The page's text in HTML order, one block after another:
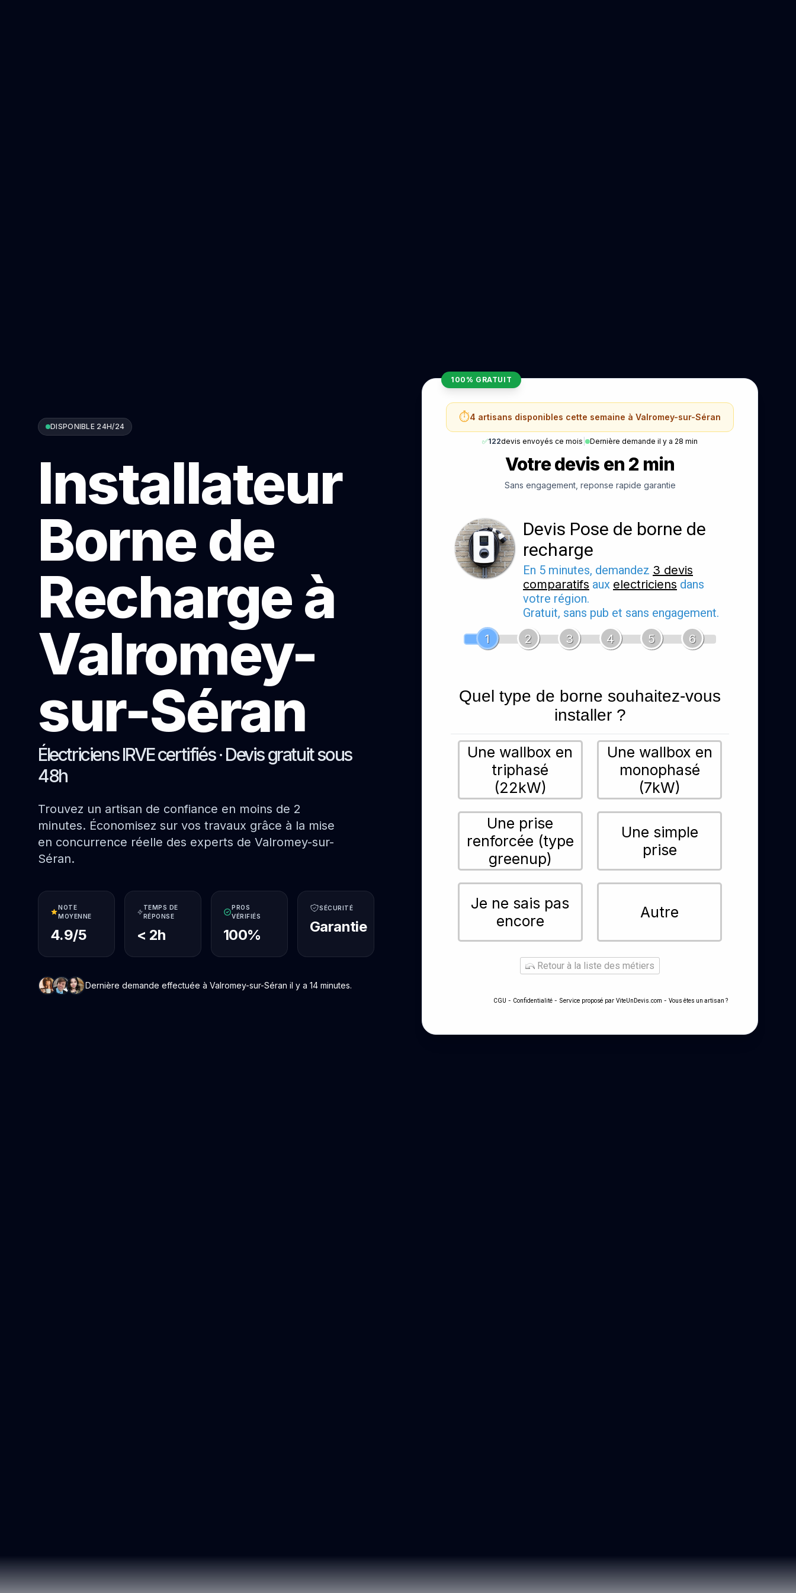
DISPONIBLE 24H/24
Installateur
Borne de
Recharge à
Valromey-
sur-Séran
Électriciens IRVE certifiés · Devis gratuit sous
48h
Trouvez un artisan de confiance en moins de 2
minutes. Économisez sur vos travaux grâce à la mise
en concurrence réelle des experts de Valromey-sur-
Séran.
NOTE
MOYENNE
4.9/5
TEMPS DE
RÉPONSE
< 2h
PROS
VÉRIFIÉS
100%
SÉCURITÉ
Garantie
Dernière demande effectuée à Valromey-sur-Séran il y a 14 minutes.
100% GRATUIT
⏱️4 artisans disponibles cette semaine à Valromey-sur-Séran
✅122devis envoyés ce mois Dernière demande il y a 28 min
Votre devis en 2 min
Sans engagement, reponse rapide garantie
Devis Pose de borne de
recharge
En 5 minutes, demandez 3 devis
comparatifs aux electriciens dans
votre région.
Gratuit, sans pub et sans engagement.
1
2 3 4 5 6
Quel type de borne souhaitez-vous
installer ?
Une wallbox en
triphasé
(22kW)
Une wallbox en
monophasé
(7kW)
Une prise
renforcée (type
greenup)
Une simple
prise
Je ne sais pas
encore
Autre
Retour à la liste des métiers
CGU - Confidentialité - Service proposé par ViteUnDevis.com - Vous êtes un artisan ?